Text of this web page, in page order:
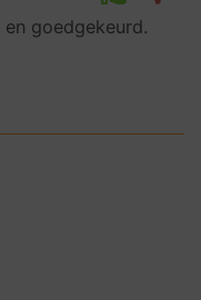
goedgekeurd.